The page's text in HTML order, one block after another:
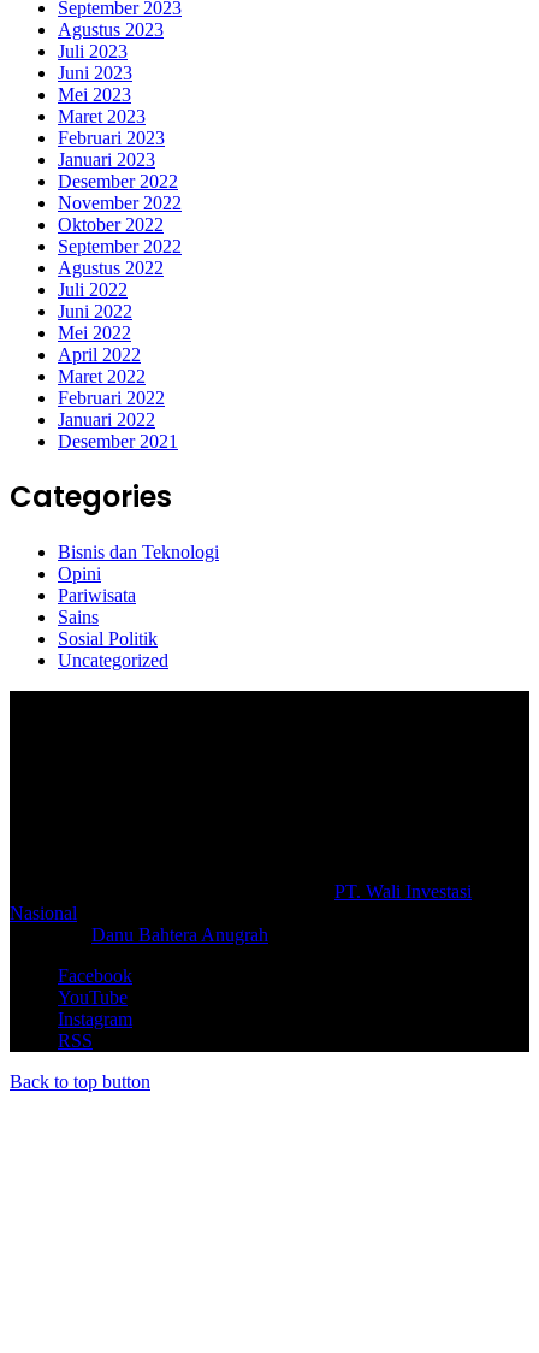
September 2023
Agustus 2023
Juli 2023
Juni 2023
Mei 2023
Maret 2023
Februari 2023
Januari 2023
Desember 2022
November 2022
Oktober 2022
September 2022
Agustus 2022
Juli 2022
Juni 2022
Mei 2022
April 2022
Maret 2022
Februari 2022
Januari 2022
Desember 2021
Categories
Bisnis dan Teknologi
Opini
Pariwisata
Sains
Sosial Politik
Uncategorized
PT. Wali Investasi
Nasional
Danu Bahtera Anugrah
Facebook
YouTube
Instagram
RSS
Back to top button